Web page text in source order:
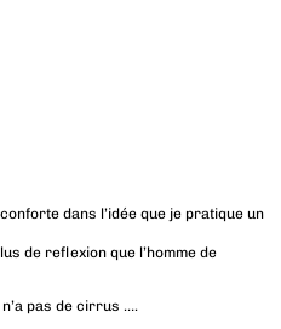
dans l’idée que je pratique un
de reflexion que l’homme de
pas de cirrus ….